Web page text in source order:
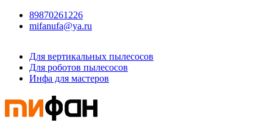
89870261226
mifanufa@ya.ru
Для вертикальных пылесосов
Для роботов пылесосов
Инфа для мастеров